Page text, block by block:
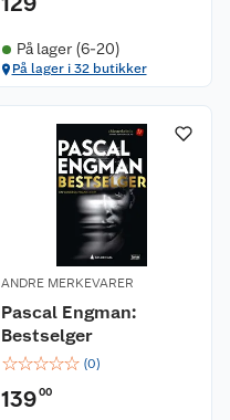
På lager (6-20)
På lager i 32 butikker
ANDRE MERKEVARER
Pascal Engman:
Bestselger
☆☆☆☆☆ (0)
13900